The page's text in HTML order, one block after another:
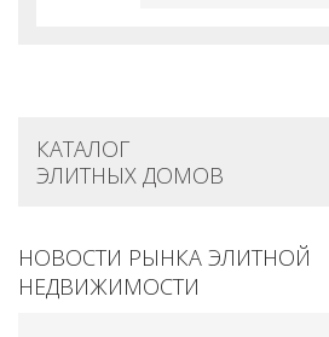
КАТАЛОГ
ЭЛИТНЫХ ДОМОВ
НОВОСТИ РЫНКА ЭЛИТНОЙ
НЕДВИЖИМОСТИ